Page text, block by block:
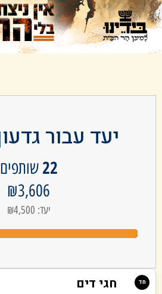
יעד עבור גדעון אריאל
22 שותפים
₪3,606
יעד: ₪4,500
חגי דים חד